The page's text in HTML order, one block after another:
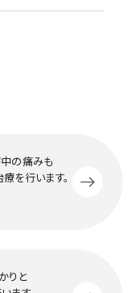
の痛みも
を行います。
りと